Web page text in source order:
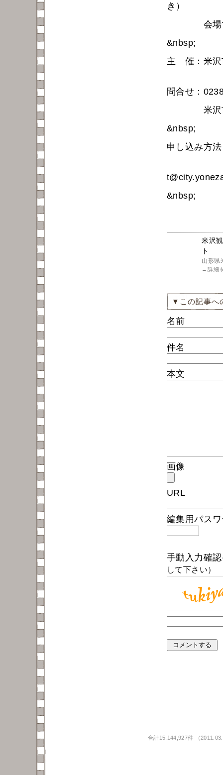
き）
会場での
&nbsp;
主 催：米沢
問合せ：
米沢市建
&nbsp;
申し込み方
&nbsp;
米沢
ト
山形県
→ 詳細
▼この記事へ
名前
件名
本文
画像
URL
編集用パス
手動入力確
して下さい）
合計15,144,927件 （